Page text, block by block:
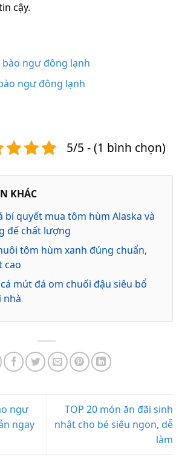
cậy.
bào ngư đông lạnh
ngư đông lạnh
5/5 - (1 bình chọn)
KHÁC
bí quyết mua tôm hùm Alaska và
đế chất lượng
tôm hùm xanh đúng chuẩn,
cao
mút đá om chuối đậu siêu bổ
nhà
ngư
ngay
TOP 20 món ăn đãi sinh
nhật cho bé siêu ngon, dễ
làm